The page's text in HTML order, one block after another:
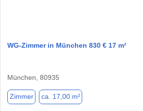
WG-Zimmer in München 830 € 17 m²
München, 80935
Zimmer ca. 17,00 m²